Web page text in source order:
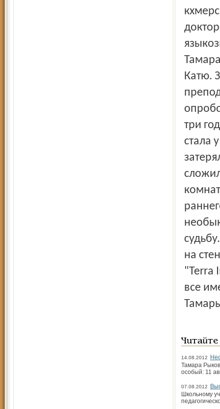
Катю.
три
стала
на
"Terra
все
14.08.2012
Тамара
особый: 11
07.08.2012
Школьному